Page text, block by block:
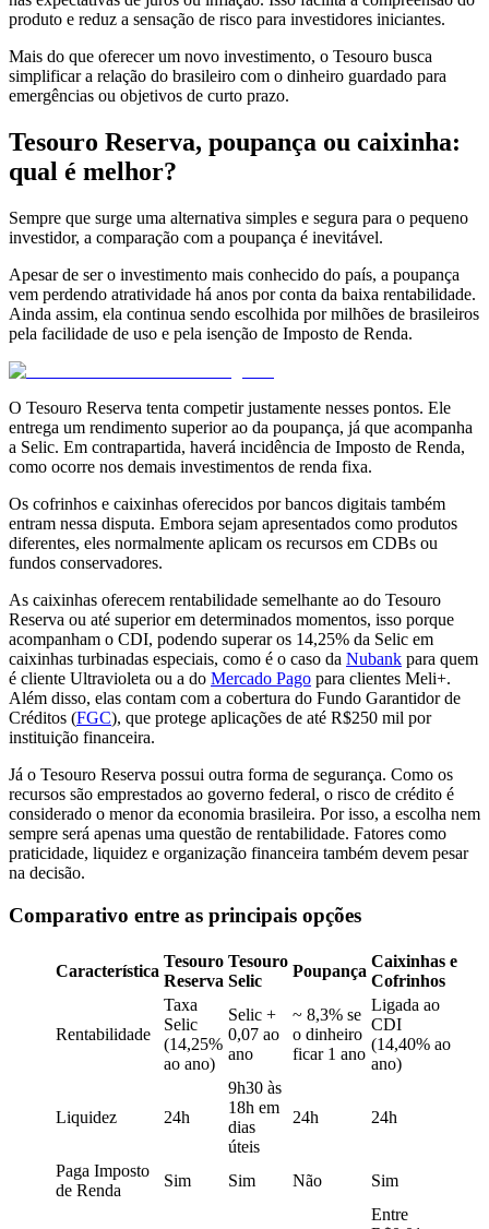
produto e reduz a sensação de risco para investidores iniciantes.
Mais do que oferecer um novo investimento, o Tesouro busca
simplificar a relação do brasileiro com o dinheiro guardado para
emergências ou objetivos de curto prazo.
Tesouro Reserva, poupança ou caixinha:
qual é melhor?
Sempre que surge uma alternativa simples e segura para o pequeno
investidor, a comparação com a poupança é inevitável.
Apesar de ser o investimento mais conhecido do país, a poupança
vem perdendo atratividade há anos por conta da baixa rentabilidade.
Ainda assim, ela continua sendo escolhida por milhões de brasileiros
pela facilidade de uso e pela isenção de Imposto de Renda.
O Tesouro Reserva tenta competir justamente nesses pontos. Ele
entrega um rendimento superior ao da poupança, já que acompanha
a Selic. Em contrapartida, haverá incidência de Imposto de Renda,
como ocorre nos demais investimentos de renda fixa.
Os cofrinhos e caixinhas oferecidos por bancos digitais também
entram nessa disputa. Embora sejam apresentados como produtos
diferentes, eles normalmente aplicam os recursos em CDBs ou
fundos conservadores.
As caixinhas oferecem rentabilidade semelhante ao do Tesouro
Reserva ou até superior em determinados momentos, isso porque
acompanham o CDI, podendo superar os 14,25% da Selic em
caixinhas turbinadas especiais, como é o caso da Nubank para quem
é cliente Ultravioleta ou a do Mercado Pago para clientes Meli+.
Além disso, elas contam com a cobertura do Fundo Garantidor de
Créditos (FGC), que protege aplicações de até R$250 mil por
instituição financeira.
Já o Tesouro Reserva possui outra forma de segurança. Como os
recursos são emprestados ao governo federal, o risco de crédito é
considerado o menor da economia brasileira. Por isso, a escolha nem
sempre será apenas uma questão de rentabilidade. Fatores como
praticidade, liquidez e organização financeira também devem pesar
na decisão.
Comparativo entre as principais opções
Característica
Tesouro
Reserva
Tesouro
Selic
Poupança
Caixinhas e
Cofrinhos
Rentabilidade
Taxa
Selic
(14,25%
ao ano)
Selic +
0,07 ao
ano
~ 8,3% se
o dinheiro
ficar 1 ano
Ligada ao
CDI
(14,40% ao
ano)
Liquidez 24h
9h30 às
18h em
dias
úteis
24h 24h
Paga Imposto
de Renda
Sim Sim Não
Sim
Entre